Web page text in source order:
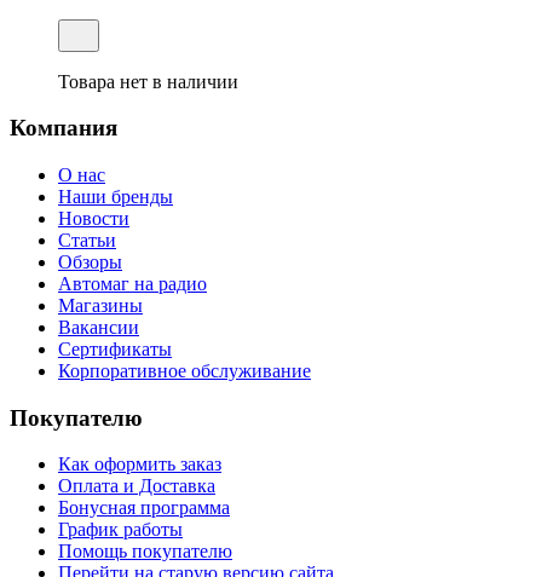
Товара нет в наличии
Компания
О нас
Наши бренды
Новости
Статьи
Обзоры
Автомаг на радио
Магазины
Вакансии
Сертификаты
Корпоративное обслуживание
Покупателю
Как оформить заказ
Оплата и Доставка
Бонусная программа
График работы
Помощь покупателю